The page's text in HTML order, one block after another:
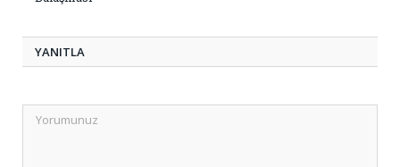
YANITLA